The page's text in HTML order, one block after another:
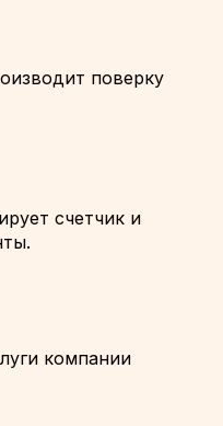
поверку
счетчик и
компании